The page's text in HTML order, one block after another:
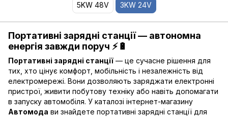
5KW 48V 3KW 24V
Портативні зарядні станції — автономна
енергія завжди поруч ⚡🔋
Портативні зарядні станції — це сучасне рішення для
тих, хто цінує комфорт, мобільність і незалежність від
електромережі. Вони дозволяють заряджати електронні
пристрої, живити побутову техніку або навіть допомагати
в запуску автомобіля. У каталозі інтернет-магазину
Автомода ви знайдете портативні зарядні станції для